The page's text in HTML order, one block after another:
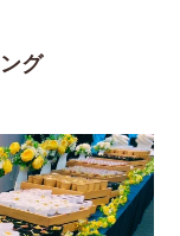
グ